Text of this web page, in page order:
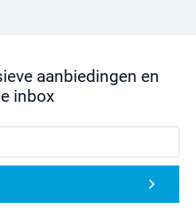
aanbiedingen en
inbox